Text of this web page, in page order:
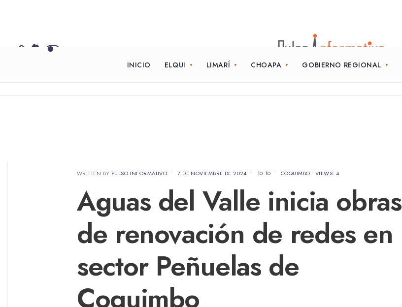
INICIO ELQUI LIMARÍ CHOAPA GOBIERNO REGIONAL
WRITTEN BY PULSO INFORMATIVO • 7 DE NOVIEMBRE DE 2024 • 10:10 • COQUIMBO • VIEWS: 4
Aguas del Valle inicia obras
de renovación de redes en
sector Peñuelas de
Coquimbo